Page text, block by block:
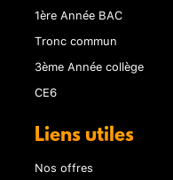
1ère Année BAC
Tronc commun
3ème Année collège
CE6
Liens utiles
Nos offres